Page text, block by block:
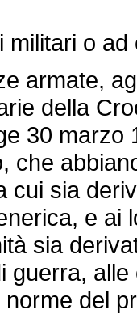
militari o
armate,
della
30 marzo
che
cui sia
e ai
sia
guerra,
del